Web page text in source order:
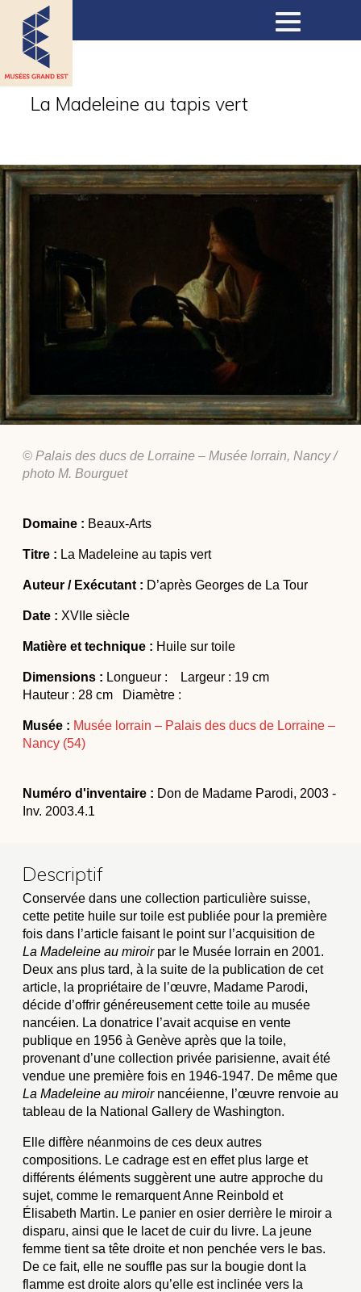
Expositions
Expositions virtuelles
Actualités
Colloques et journées d’études
Offres d’emploi
Formations
La Madeleine au tapis vert
© Palais des ducs de Lorraine – Musée lorrain, Nancy /
photo M. Bourguet
Domaine : Beaux-Arts
Titre : La Madeleine au tapis vert
Auteur / Exécutant : D’après Georges de La Tour
Date : XVIIe siècle
Matière et technique : Huile sur toile
Dimensions : Longueur : Largeur : 19 cm
Hauteur : 28 cm Diamètre :
Musée : Musée lorrain – Palais des ducs de Lorraine –
Nancy (54)
Numéro d'inventaire : Don de Madame Parodi, 2003 -
Inv. 2003.4.1
Descriptif
Conservée dans une collection particulière suisse,
cette petite huile sur toile est publiée pour la première
fois dans l’article faisant le point sur l’acquisition de
La Madeleine au miroirpar le Musée lorrain en 2001.
Deux ans plus tard, à la suite de la publication de cet
article, la propriétaire de l’œuvre, Madame Parodi,
décide d’offrir généreusement cette toile au musée
nancéien. La donatrice l’avait acquise en vente
publique en 1956 à Genève après que la toile,
provenant d’une collection privée parisienne, avait été
vendue une première fois en 1946-1947. De même que
La Madeleine au miroirnancéienne, l’œuvre renvoie au
tableau de la National Gallery de Washington.
Elle diffère néanmoins de ces deux autres
compositions. Le cadrage est en effet plus large et
différents éléments suggèrent une autre approche du
sujet, comme le remarquent Anne Reinbold et
Élisabeth Martin. Le panier en osier derrière le miroir a
disparu, ainsi que le lacet de cuir du livre. La jeune
femme tient sa tête droite et non penchée vers le bas.
De ce fait, elle ne souffle pas sur la bougie dont la
flamme est droite alors qu’elle est inclinée vers la